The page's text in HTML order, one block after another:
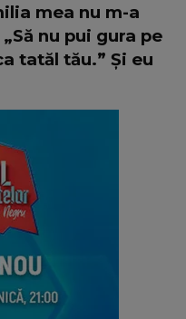
mea nu m-a
nu pui gura pe
tatăl tău.” Și eu